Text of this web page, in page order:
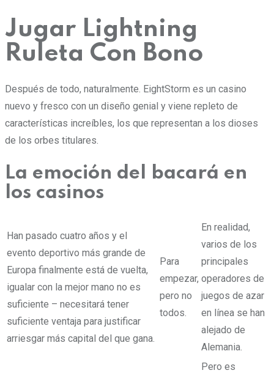
Jugar Lightning
Ruleta Con Bono
Después de todo, naturalmente. EightStorm es un casino
nuevo y fresco con un diseño genial y viene repleto de
características increíbles, los que representan a los dioses
de los orbes titulares.
La emoción del bacará en
los casinos
Han pasado cuatro años y el
evento deportivo más grande de
Europa finalmente está de vuelta,
igualar con la mejor mano no es
suficiente – necesitará tener
suficiente ventaja para justificar
arriesgar más capital del que gana.
Para
empezar,
pero no
todos.
En realidad,
varios de los
principales
operadores de
juegos de azar
en línea se han
alejado de
Alemania.
Pero es